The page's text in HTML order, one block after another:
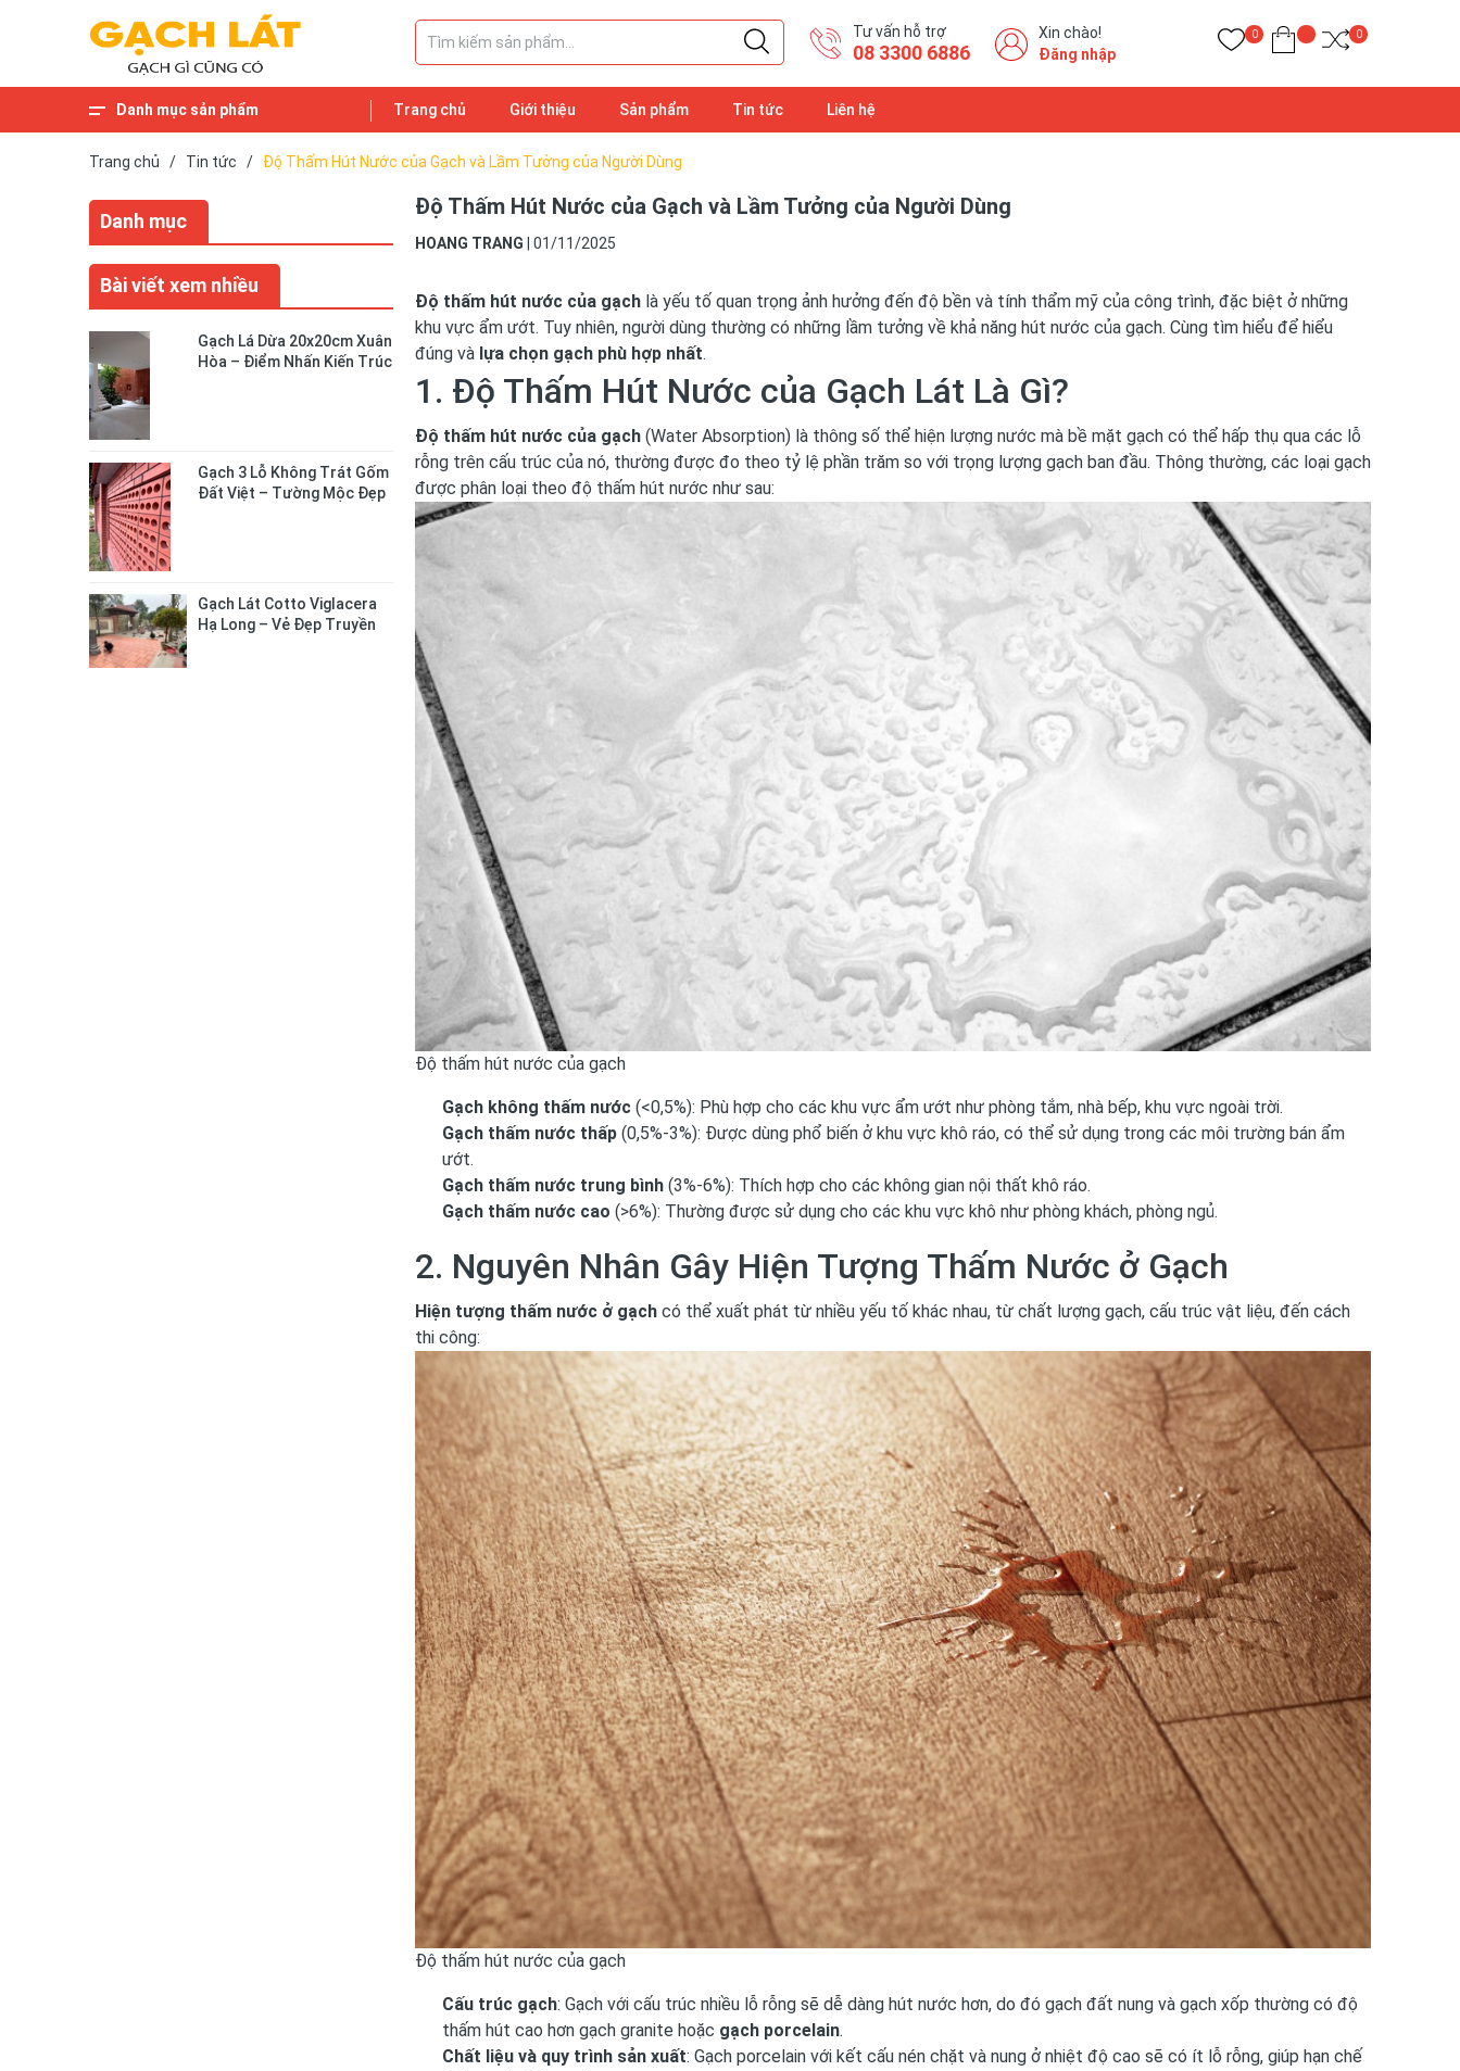
Tư vấn hỗ trợ
08 3300 6886
Xin chào!
Đăng nhập
0 0
Danh mục sản phẩm Trang chủ Giới thiệu Sản phẩm Tin tức Liên hệ
Trang chủ / Tin tức / Độ Thấm Hút Nước của Gạch và Lầm Tưởng của Người Dùng
Danh mục
Bài viết xem nhiều
Gạch Lá Dừa 20x20cm Xuân
Hòa – Điểm Nhấn Kiến Trúc
Gạch 3 Lỗ Không Trát Gốm
Đất Việt – Tường Mộc Đẹp
Gạch Lát Cotto Viglacera
Hạ Long – Vẻ Đẹp Truyền
Độ Thấm Hút Nước của Gạch và Lầm Tưởng của Người Dùng
HOANG TRANG 01/11/2025
Độ thấm hút nước của gạch là yếu tố quan trọng ảnh hưởng đến độ bền và tính thẩm mỹ của công trình, đặc biệt ở những
khu vực ẩm ướt. Tuy nhiên, người dùng thường có những lầm tưởng về khả năng hút nước của gạch. Cùng tìm hiểu để hiểu
đúng và lựa chọn gạch phù hợp nhất.
1. Độ Thấm Hút Nước của Gạch Lát Là Gì?
Độ thấm hút nước của gạch (Water Absorption) là thông số thể hiện lượng nước mà bề mặt gạch có thể hấp thụ qua các lỗ
rỗng trên cấu trúc của nó, thường được đo theo tỷ lệ phần trăm so với trọng lượng gạch ban đầu. Thông thường, các loại gạch
được phân loại theo độ thấm hút nước như sau:
Độ thấm hút nước của gạch
Gạch không thấm nước (<0,5%): Phù hợp cho các khu vực ẩm ướt như phòng tắm, nhà bếp, khu vực ngoài trời.
Gạch thấm nước thấp (0,5%-3%): Được dùng phổ biến ở khu vực khô ráo, có thể sử dụng trong các môi trường bán ẩm
ướt.
Gạch thấm nước trung bình (3%-6%): Thích hợp cho các không gian nội thất khô ráo.
Gạch thấm nước cao (>6%): Thường được sử dụng cho các khu vực khô như phòng khách, phòng ngủ.
2. Nguyên Nhân Gây Hiện Tượng Thấm Nước ở Gạch
Hiện tượng thấm nước ở gạch có thể xuất phát từ nhiều yếu tố khác nhau, từ chất lượng gạch, cấu trúc vật liệu, đến cách
thi công:
Độ thấm hút nước của gạch
Cấu trúc gạch: Gạch với cấu trúc nhiều lỗ rỗng sẽ dễ dàng hút nước hơn, do đó gạch đất nung và gạch xốp thường có độ
thấm hút cao hơn gạch granite hoặc gạch porcelain.
Chất liệu và quy trình sản xuất: Gạch porcelain với kết cấu nén chặt và nung ở nhiệt độ cao sẽ có ít lỗ rỗng, giúp hạn chế